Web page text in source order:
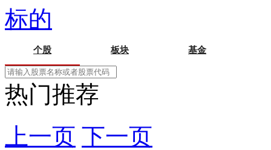
标的
个股 板块 基金
热门推荐
上一页 下一页